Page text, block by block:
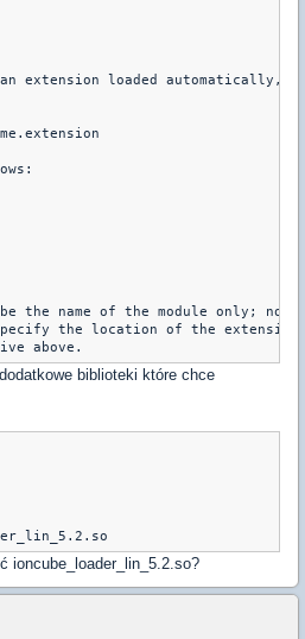
extension loaded automatically,
the name of the module only; no
the location of the
biblioteki które chce
ioncube_loader_lin_5.2.so?